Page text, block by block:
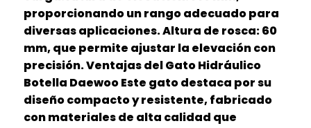
proporcionando un rango adecuado para
diversas aplicaciones. Altura de rosca: 60
mm, que permite ajustar la elevación con
precisión. Ventajas del Gato Hidráulico
Botella Daewoo Este gato destaca por su
diseño compacto y resistente, fabricado
con materiales de alta calidad que